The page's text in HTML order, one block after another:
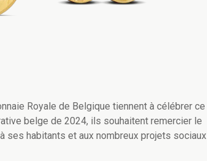
Royale de Belgique tiennent à célébrer ce
belge de 2024, ils souhaitent remercier le
ses habitants et aux nombreux projets sociaux